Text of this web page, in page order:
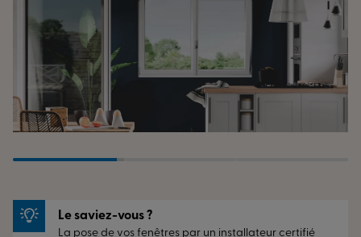
Le saviez-vous ?
La pose de vos fenêtres par un installateur certifié